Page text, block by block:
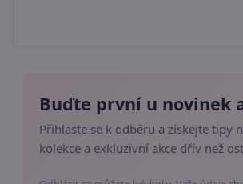
Buďte první u novinek
Přihlaste se k odběru a získejte tipy
kolekce a exkluzivní akce dřív než